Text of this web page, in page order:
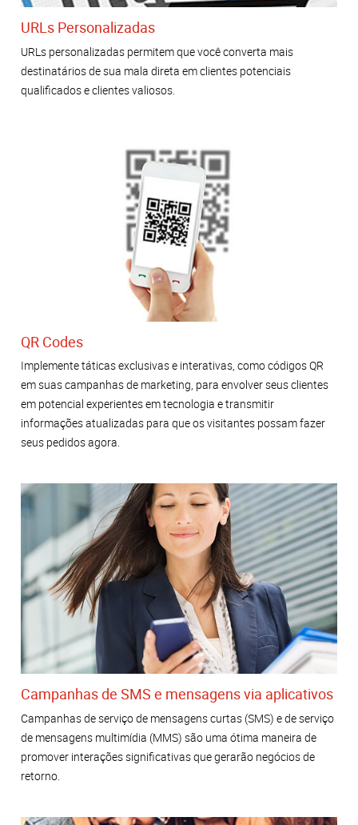
URLs Personalizadas
URLs personalizadas permitem que você converta mais
destinatários de sua mala direta em clientes potenciais
qualificados e clientes valiosos.
QR Codes
Implemente táticas exclusivas e interativas, como códigos QR
em suas campanhas de marketing, para envolver seus clientes
em potencial experientes em tecnologia e transmitir
informações atualizadas para que os visitantes possam fazer
seus pedidos agora.
Campanhas de SMS e mensagens via aplicativos
Campanhas de serviço de mensagens curtas (SMS) e de serviço
de mensagens multimídia (MMS) são uma ótima maneira de
promover interações significativas que gerarão negócios de
retorno.